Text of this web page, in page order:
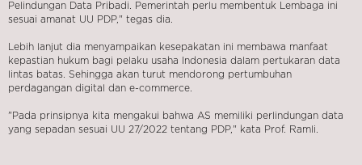
Pelindungan Data Pribadi. Pemerintah perlu membentuk Lembaga ini
sesuai amanat UU PDP," tegas dia.
Lebih lanjut dia menyampaikan kesepakatan ini membawa manfaat
kepastian hukum bagi pelaku usaha Indonesia dalam pertukaran data
lintas batas. Sehingga akan turut mendorong pertumbuhan
perdagangan digital dan e-commerce.
"Pada prinsipnya kita mengakui bahwa AS memiliki perlindungan data
yang sepadan sesuai UU 27/2022 tentang PDP," kata Prof. Ramli.